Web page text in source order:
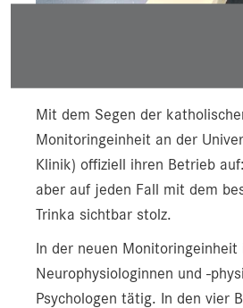
Mit dem Segen der
Monitoringeinheit an der
Klinik) offiziell ihren Betrieb
aber auf jeden Fall mit dem
Trinka sichtbar stolz.
In der neuen
Neurophysiologinnen und -
Psychologen tätig. In den vier